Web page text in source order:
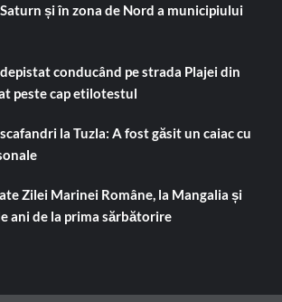
și în zona de Nord a municipiului
conducând pe strada Plajei din
peste cap etilotestul
la Tuzla: A fost găsit un caiac cu
Zilei Marinei Române, la Mangalia și
ani de la prima sărbătorire